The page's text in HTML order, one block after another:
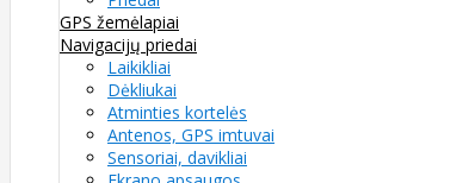
GPS žemėlapiai
Navigacijų priedai
Laikikliai
Dėkliukai
Atminties kortelės
Antenos, GPS imtuvai
Sensoriai, davikliai